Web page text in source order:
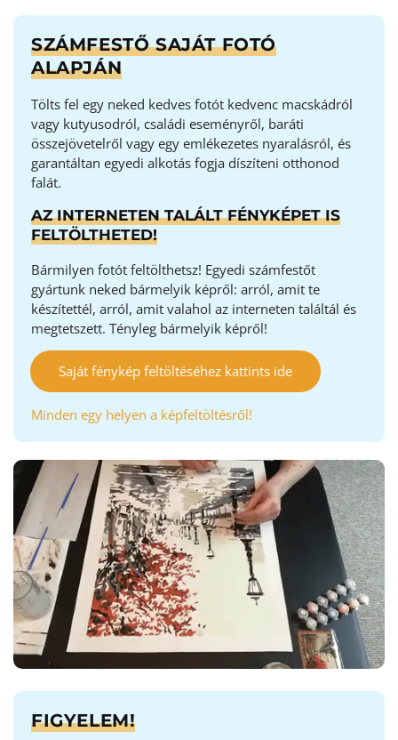
SZÁMFESTŐ SAJÁT FOTÓ
ALAPJÁN
Tölts fel egy neked kedves fotót kedvenc macskádról
vagy kutyusodról, családi eseményről, baráti
összejövetelről vagy egy emlékezetes nyaralásról, és
garantáltan egyedi alkotás fogja díszíteni otthonod
falát.
AZ INTERNETEN TALÁLT FÉNYKÉPET IS
FELTÖLTHETED!
Bármilyen fotót feltölthetsz! Egyedi számfestőt
gyártunk neked bármelyik képről: arról, amit te
készítettél, arról, amit valahol az interneten találtál és
megtetszett. Tényleg bármelyik képről!
Saját fénykép feltöltéséhez kattints ide
Minden egy helyen a képfeltöltésről!
FIGYELEM!